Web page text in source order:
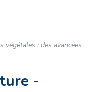
végétales : des avancées
-